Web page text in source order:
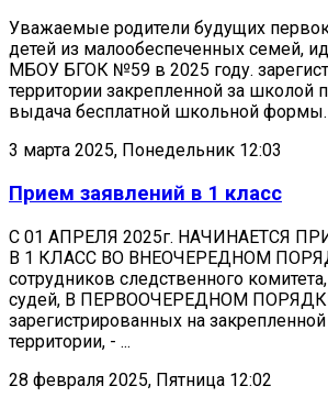
Уважаемые родители будущих
детей из малообеспеченных семей,
МБОУ БГОК №59 в 2025 году.
территории закрепленной за школой
выдача бесплатной школьной формы.
3 марта 2025, Понедельник 12:03
Прием заявлений в 1 класс
С 01 АПРЕЛЯ 2025г. НАЧИНАЕТСЯ
В 1 КЛАСС ВО ВНЕОЧЕРЕДНОМ
сотрудников следственного
судей, В ПЕРВООЧЕРЕДНОМ
зарегистрированных на
территории, - ...
28 февраля 2025, Пятница 12:02